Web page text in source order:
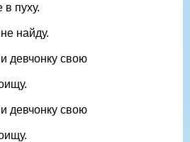
в пуху.
найду.
девчонку свою
девчонку свою